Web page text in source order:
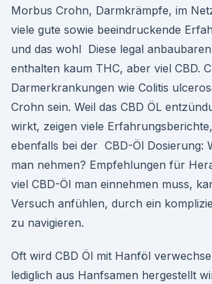
Morbus Crohn, Darmkrämpfe, im
viele gute sowie beeindruckende
und das wohl Diese legal
enthalten kaum THC, aber viel CBD.
Darmerkrankungen wie Colitis
Crohn sein. Weil das CBD ÖL
wirkt, zeigen viele
ebenfalls bei der CBD-Öl Dosierung:
man nehmen? Empfehlungen für
viel CBD-Öl man einnehmen muss,
Versuch anfühlen, durch ein
zu navigieren.
Oft wird CBD Öl mit Hanföl
lediglich aus Hanfsamen hergestellt